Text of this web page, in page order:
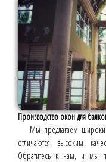
Производство окон для
Мы предлагаем
отличаются высоким
Обратитесь к нам, и мы